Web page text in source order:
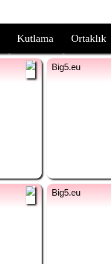
tr fi
tr fi
Kutlama Ortaklık